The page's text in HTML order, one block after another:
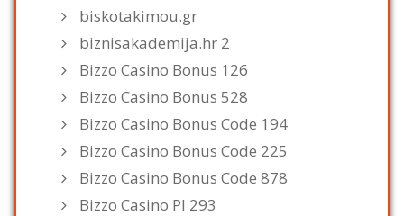
biskotakimou.gr
biznisakademija.hr 2
Bizzo Casino Bonus 126
Bizzo Casino Bonus 528
Bizzo Casino Bonus Code 194
Bizzo Casino Bonus Code 225
Bizzo Casino Bonus Code 878
Bizzo Casino Pl 293